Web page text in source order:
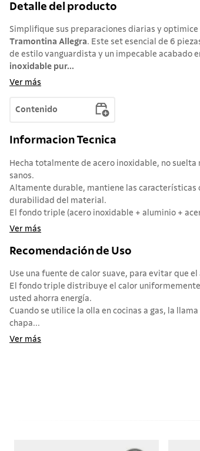
Detalle del producto
Simplifique sus preparaciones diarias y optimice
Tramontina Allegra. Este set esencial de 6
de estilo vanguardista y un impecable acabado
inoxidable pur...
Ver más
Contenido
Informacion Tecnica
Hecha totalmente de acero inoxidable, no
sanos.
Altamente durable, mantiene las características
durabilidad del material.
El fondo triple (acero inoxidable + aluminio +
Ver más
Recomendación de Uso
Use una fuente de calor suave, para evitar que
El fondo triple distribuye el calor
usted ahorra energía.
Cuando se utilice la olla en cocinas a gas, la
chapa...
Ver más